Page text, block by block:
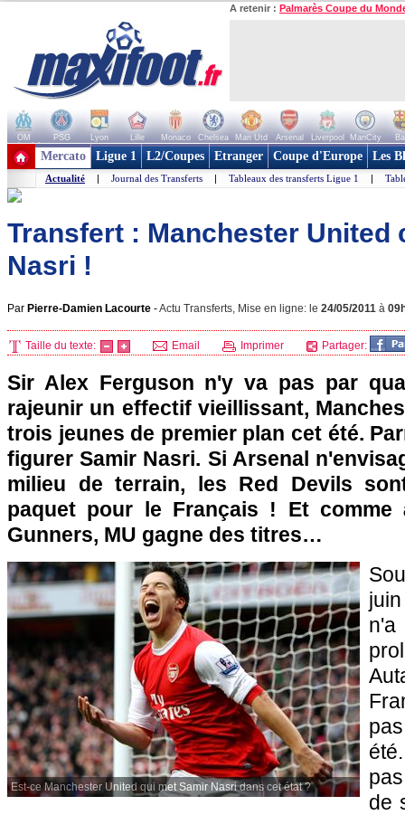
A retenir : Palmarès Coupe du
OM PSG Lyon Lille Monaco Chelsea Man Utd Arsenal Liverpool ManCity
+ de clubs
Mercato Ligue 1 L2/Coupes Etranger Coupe d'Europe Les
Actualité | Journal des Transferts | Tableaux des transferts Ligue 1 |
Transfert : Manchester United
Nasri !
Par Pierre-Damien Lacourte -Actu Transferts, Mise en ligne: le 24/05/2011 à
Taille du texte: Email Imprimer Partager:
Sir Alex Ferguson n'y va pas par
rajeunir un effectif vieillissant,
trois jeunes de premier plan cet été.
figurer Samir Nasri. Si Arsenal
milieu de terrain, les Red Devils
paquet pour le Français ! Et comme
Gunners, MU gagne des titres…
Est-ce Manchester United qui met Samir Nasri dans cet état ?
de